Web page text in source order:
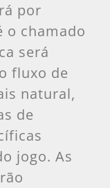
por
o chamado
será
fluxo de
natural,
de
jogo. As